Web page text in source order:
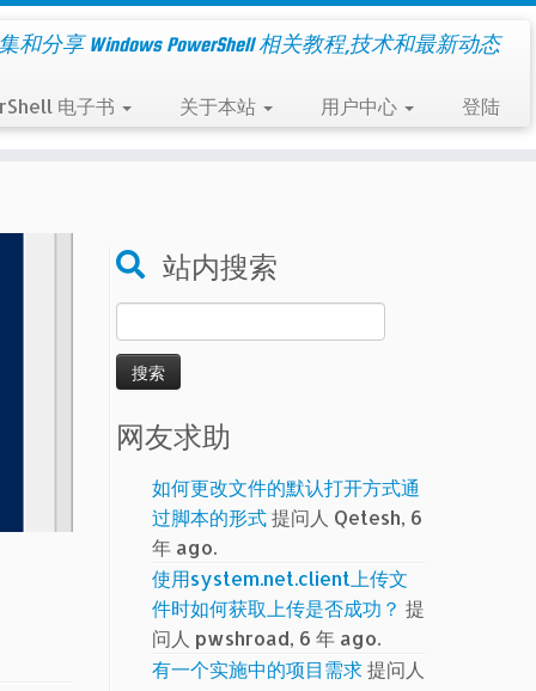
和分享 Windows PowerShell 相关教程,技术和最新动态
电子书 关于本站 用户中心 登陆
站内搜索
索：
网友求助
如何更改文件的默认打开方式通
过脚本的形式提问人 Qetesh, 6
年 ago.
使用system.net.client上传文
件时如何获取上传是否成功？ 提
问人 pwshroad, 6 年 ago.
有一个实施中的项目需求提问人